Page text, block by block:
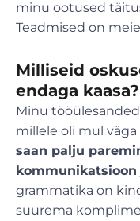
minu ootused
Teadmised on
Milliseid
endaga kaasa?
Minu
millele oli mul
saan palju
grammatika on
suurema